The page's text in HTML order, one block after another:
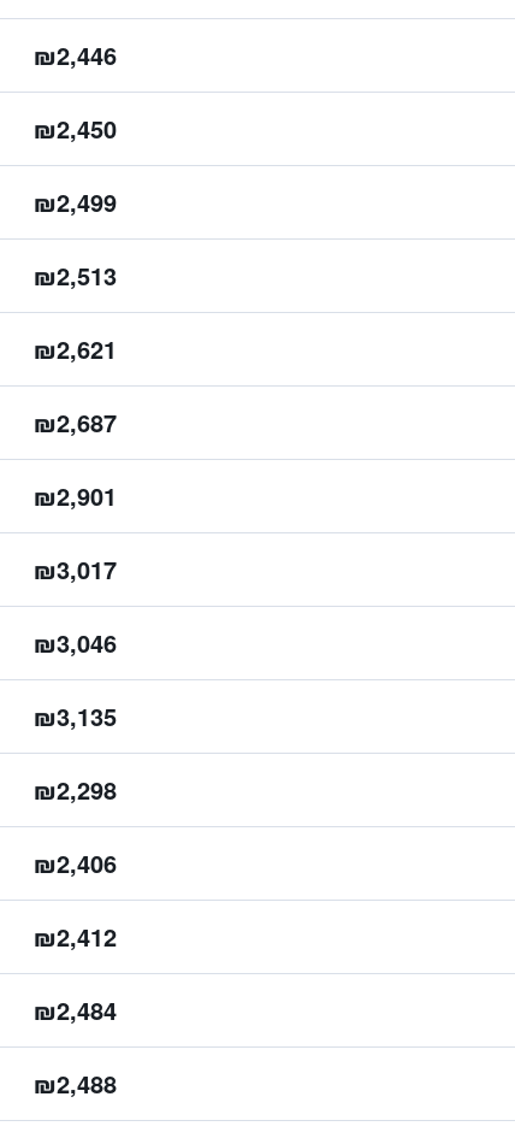
₪2,446
₪2,450
₪2,499
₪2,513
₪2,621
₪2,687
₪2,901
₪3,017
₪3,046
₪3,135
₪2,298
₪2,406
₪2,412
₪2,484
₪2,488